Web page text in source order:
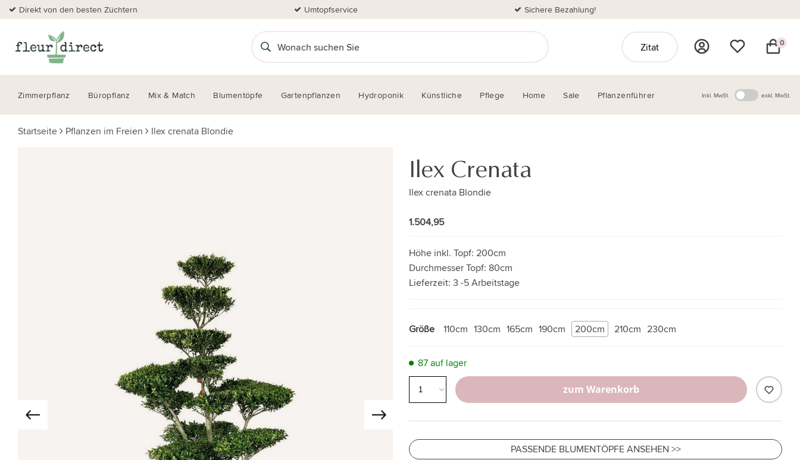
Direkt von den besten Züchtern Umtopfservice Sichere Bezahlung!
Zitat 0
Zimmerpflanz Büropflanz Mix & Match Blumentöpfe Gartenpflanzen Hydroponik Künstliche Pflege Home Sale Pflanzenführer Inkl. MwSt. exkl. MwSt.
Startseite Pflanzen im Freien Ilex crenata Blondie
Ilex Crenata
Ilex crenata Blondie
1.504,95
Höhe inkl. Topf: 200cm
Durchmesser Topf: 80cm
Lieferzeit: 3 -5 Arbeitstage
Größe 210cm
110cm 230cm
130cm 190cm
165cm 200cm
87 auf lager
zum Warenkorb
PASSENDE BLUMENTÖPFE ANSEHEN >>